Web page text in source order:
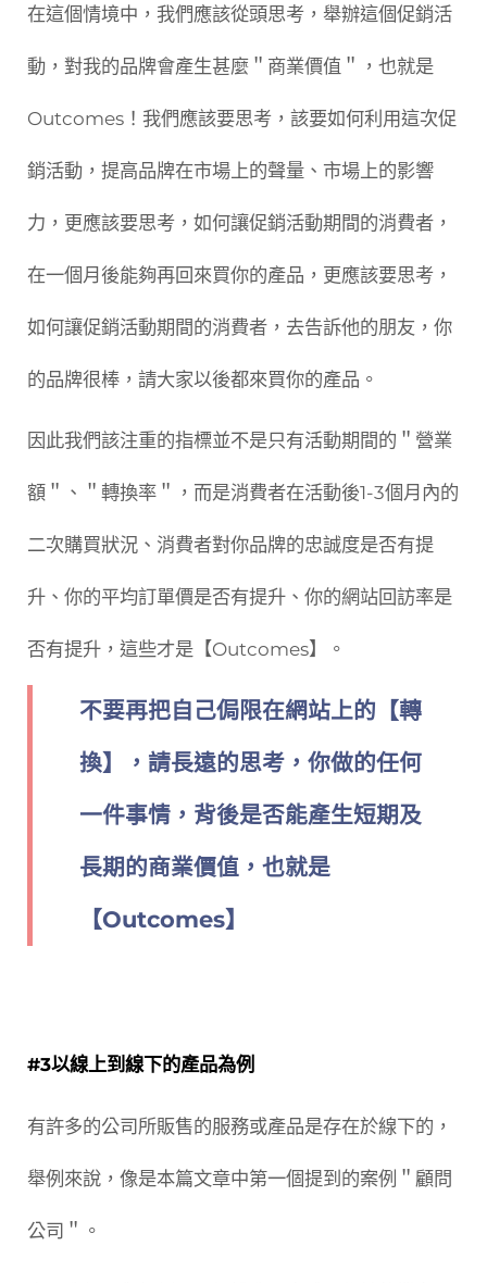
在這個情境中，我們應該從頭思考，舉辦這個促銷活
動，對我的品牌會產生甚麼＂商業價值＂，也就是
Outcomes！我們應該要思考，該要如何利用這次促
銷活動，提高品牌在市場上的聲量、市場上的影響
力，更應該要思考，如何讓促銷活動期間的消費者，
在一個月後能夠再回來買你的產品，更應該要思考，
如何讓促銷活動期間的消費者，去告訴他的朋友，你
的品牌很棒，請大家以後都來買你的產品。
因此我們該注重的指標並不是只有活動期間的＂營業
額＂、＂轉換率＂，而是消費者在活動後1-3個月內的
二次購買狀況、消費者對你品牌的忠誠度是否有提
升、你的平均訂單價是否有提升、你的網站回訪率是
否有提升，這些才是【Outcomes】。
不要再把自己侷限在網站上的【轉
換】，請長遠的思考，你做的任何
一件事情，背後是否能產生短期及
長期的商業價值，也就是
【Outcomes】
#3以線上到線下的產品為例
有許多的公司所販售的服務或產品是存在於線下的，
舉例來說，像是本篇文章中第一個提到的案例＂顧問
公司＂。